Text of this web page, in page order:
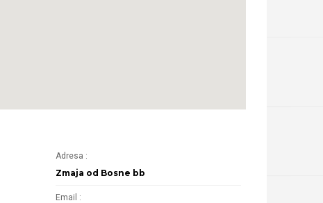
Adresa :
Zmaja od Bosne bb
Email :